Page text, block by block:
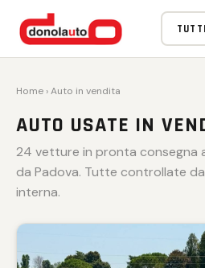
Home › Auto in vendita
AUTO USATE IN
24 vetture in pronta consegna
da Padova. Tutte controllate
interna.
VENDUTA 🏁
VENDUTA 🏁
VENDUTA 🏁
VENDUTA 🏁
VENDUTA 🏁